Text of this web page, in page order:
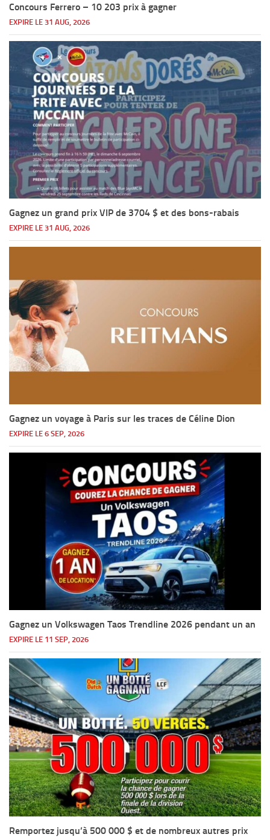
Concours Ferrero – 10 203 prix à gagner
EXPIRE LE 31 AUG, 2026
Gagnez un grand prix VIP de 3704 $ et des bons-rabais
EXPIRE LE 31 AUG, 2026
Gagnez un voyage à Paris sur les traces de Céline Dion
EXPIRE LE 6 SEP, 2026
Gagnez un Volkswagen Taos Trendline 2026 pendant un an
EXPIRE LE 11 SEP, 2026
Remportez jusqu’à 500 000 $ et de nombreux autres prix